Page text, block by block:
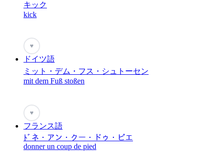
キック
kick
♥
ドイツ語
ミット・デム・フス・シュトーセン
mit dem Fuß stoßen
♥
フランス語
ﾄﾞネ・アン・クー・ドゥ・ピエ
donner un coup de pied